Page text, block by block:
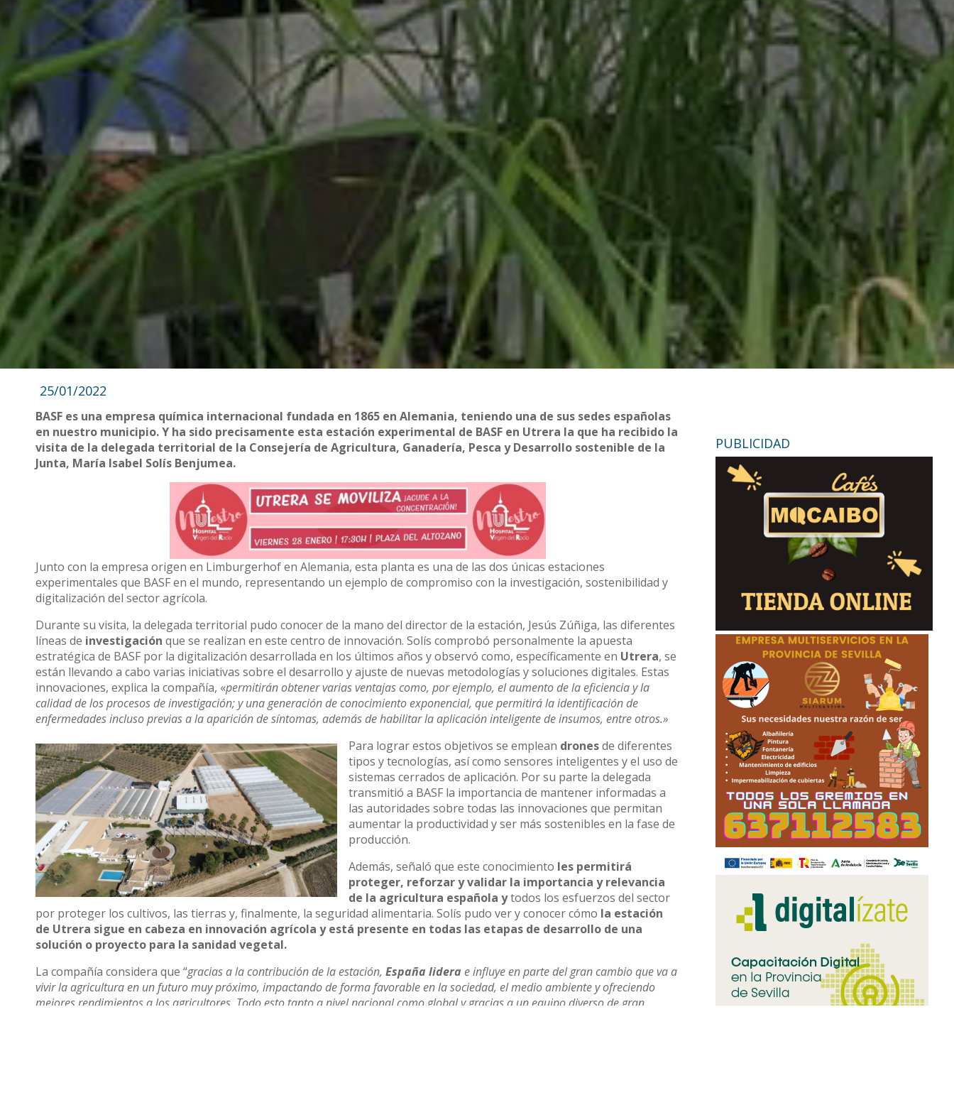
25/01/2022
BASF es una empresa química internacional fundada en 1865 en Alemania, teniendo una de sus sedes españolas
en nuestro municipio. Y ha sido precisamente esta estación experimental de BASF en Utrera la que ha recibido la
visita de la delegada territorial de la Consejería de Agricultura, Ganadería, Pesca y Desarrollo sostenible de la
Junta, María Isabel Solís Benjumea.
Junto con la empresa origen en Limburgerhof en Alemania, esta planta es una de las dos únicas estaciones
experimentales que BASF en el mundo, representando un ejemplo de compromiso con la investigación, sostenibilidad y
digitalización del sector agrícola.
Durante su visita, la delegada territorial pudo conocer de la mano del director de la estación, Jesús Zúñiga, las diferentes
líneas de investigación que se realizan en este centro de innovación. Solís comprobó personalmente la apuesta
estratégica de BASF por la digitalización desarrollada en los últimos años y observó como, específicamente en Utrera, se
están llevando a cabo varias iniciativas sobre el desarrollo y ajuste de nuevas metodologías y soluciones digitales. Estas
innovaciones, explica la compañía, «permitirán obtener varias ventajas como, por ejemplo, el aumento de la eficiencia y la
calidad de los procesos de investigación; y una generación de conocimiento exponencial, que permitirá la identificación de
enfermedades incluso previas a la aparición de síntomas, además de habilitar la aplicación inteligente de insumos, entre otros.»
Para lograr estos objetivos se emplean dronesde diferentes
tipos y tecnologías, así como sensores inteligentes y el uso de
sistemas cerrados de aplicación. Por su parte la delegada
transmitió a BASF la importancia de mantener informadas a
las autoridades sobre todas las innovaciones que permitan
aumentar la productividad y ser más sostenibles en la fase de
producción.
Además, señaló que este conocimiento les permitirá
proteger, reforzar y validar la importancia y relevancia
de la agricultura española ytodos los esfuerzos del sector
por proteger los cultivos, las tierras y, finalmente, la seguridad alimentaria. Solís pudo ver y conocer cómo la estación
de Utrera sigue en cabeza en innovación agrícola y está presente en todas las etapas de desarrollo de una
solución o proyecto para la sanidad vegetal.
La compañía considera que “gracias a la contribución de la estación, España lidera e influye en parte del gran cambio que va a
vivir la agricultura en un futuro muy próximo, impactando de forma favorable en la sociedad, el medio ambiente y ofreciendo
mejores rendimientos a los agricultores. Todo esto tanto a nivel nacional como global y gracias a un equipo diverso de gran
PUBLICIDAD